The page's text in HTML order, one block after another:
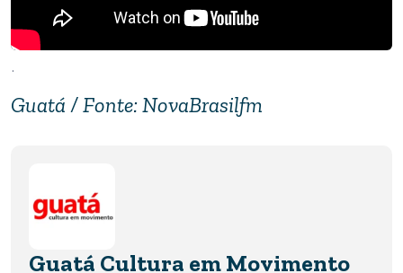
.
Guatá / Fonte: NovaBrasilfm
Guatá Cultura em Movimento